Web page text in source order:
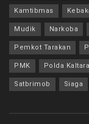
Kamtibmas
Mudik Narkoba
Pemkot Tarakan
PMK Polda Kaltara
Satbrimob Siaga